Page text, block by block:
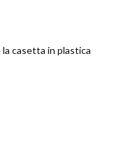
casetta in plastica